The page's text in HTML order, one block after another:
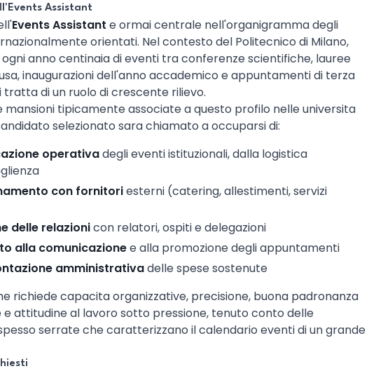
Assistant
Events Assistant e ormai centrale nell'organigramma degli
orientati. Nel contesto del Politecnico di Milano,
anno centinaia di eventi tra conferenze scientifiche, lauree
inaugurazioni dell'anno accademico e appuntamenti di terza
tratta di un ruolo di crescente rilievo.
mansioni tipicamente associate a questo profilo nelle universita
selezionato sara chiamato a occuparsi di:
operativadegli eventi istituzionali, dalla logistica
con fornitoriesterni (catering, allestimenti, servizi
delle relazionicon relatori, ospiti e delegazioni
alla comunicazionee alla promozione degli appuntamenti
amministrativadelle spese sostenute
richiede capacita organizzative, precisione, buona padronanza
e attitudine al lavoro sotto pressione, tenuto conto delle
serrate che caratterizzano il calendario eventi di un grande